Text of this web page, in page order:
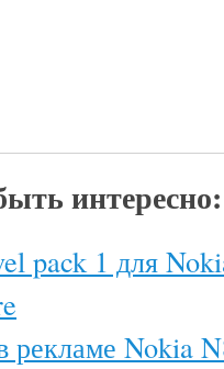
интересно:
pack 1 для
Nokia